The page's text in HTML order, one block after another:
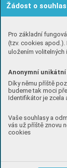
Žádost o
Pro základní
(tzv. cookies apod.).
uložením volitelných
Anonymní unikátní
Díky němu příště
budeme tak moci
Identifikátor je zcela
Vaše souhlasy a
vás už příště znovu
cookies